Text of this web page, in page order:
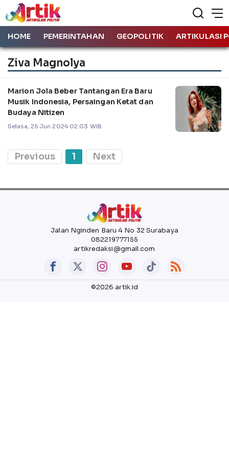
HOME PEMERINTAHAN GEOPOLITIK ARTIKULASI
Ziva Magnolya
Marion Jola Beber Tantangan Era Baru
Musik Indonesia, Persaingan Ketat dan
Budaya Nitizen
Selasa, 25 Jun 2024 02:03 WIB
Previous 1 Next
Jalan Nginden Baru 4 No 32 Surabaya
082219777155
artikredaksi@gmail.com
©2026 artik.id